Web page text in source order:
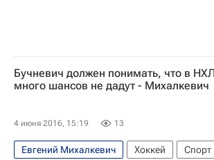
Бучневич должен понимать, что в НХЛ
много шансов не дадут - Михалкевич
4 июня 2016, 15:19 13
Евгений Михалкевич Хоккей
Спорт